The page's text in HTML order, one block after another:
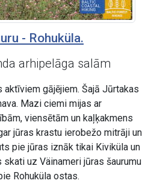
- Rohuküla.
arhipelāga salām
gājējiem. Šajā Jūrtakas
Mazi ciemi mijas ar
viensētām un kaļķakmens
jūras krastu ierobežo mitrāji un
pie jūras iznāk tikai Kiviküla un
uz Väinameri jūras šaurumu
Rohuküla ostas.